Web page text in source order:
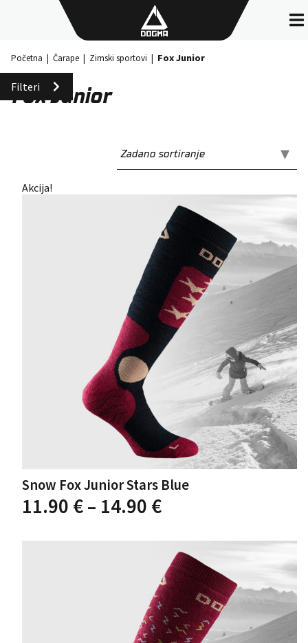
Početna | Čarape | Zimski sportovi | Fox Junior
Fox Junior
Filteri
Akcija!
Snow Fox Junior Stars Blue
11.90 €– 14.90 €Raspon
od
11.90 €
do
14.90 €